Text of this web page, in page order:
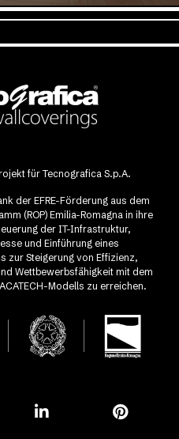
für Tecnografica S.p.A.
der EFRE-Förderung aus dem
(ROP) Emilia-Romagna in ihre
der IT-Infrastruktur,
und Einführung eines
zur Steigerung von Effizienz,
Wettbewerbsfähigkeit mit dem
Modells zu erreichen.